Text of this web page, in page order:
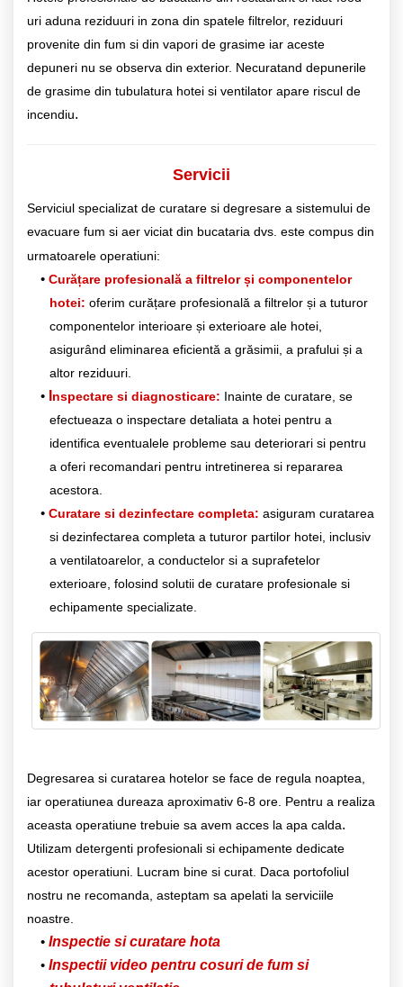
uri aduna reziduuri in zona din spatele filtrelor, reziduuri
provenite din fum si din vapori de grasime iar aceste
depuneri nu se observa din exterior. Necuratand depunerile
de grasime din tubulatura hotei si ventilator apare riscul de
incendiu.
Servicii
Serviciul specializat de curatare si degresare a sistemului de
evacuare fum si aer viciat din bucataria dvs. este compus din
urmatoarele operatiuni:
Curățare profesională a filtrelor și componentelor
hotei: oferim curățare profesională a filtrelor și a tuturor
componentelor interioare și exterioare ale hotei,
asigurând eliminarea eficientă a grăsimii, a prafului și a
altor reziduuri.
nspectare si diagnosticare: Inainte de curatare, se
efectueaza o inspectare detaliata a hotei pentru a
identifica eventualele probleme sau deteriorari si pentru
a oferi recomandari pentru intretinerea si repararea
acestora.
Curatare si dezinfectare completa: asiguram curatarea
si dezinfectarea completa a tuturor partilor hotei, inclusiv
a ventilatoarelor, a conductelor si a suprafetelor
exterioare, folosind solutii de curatare profesionale si
echipamente specializate.
Degresarea si curatarea hotelor se face de regula noaptea,
iar operatiunea dureaza aproximativ 6-8 ore. Pentru a realiza
aceasta operatiune trebuie sa avem acces la apa calda.
Utilizam detergenti profesionali si echipamente dedicate
acestor operatiuni. Lucram bine si curat. Daca portofoliul
nostru ne recomanda, asteptam sa apelati la serviciile
noastre.
Inspectie si curatare hota
Inspectii video pentru cosuri de fum si